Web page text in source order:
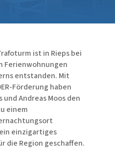
ist in Rieps bei
Ferienwohnungen
entstanden. Mit
Förderung haben
Andreas Moos den
einem
einzigartiges
die Region geschaffen.